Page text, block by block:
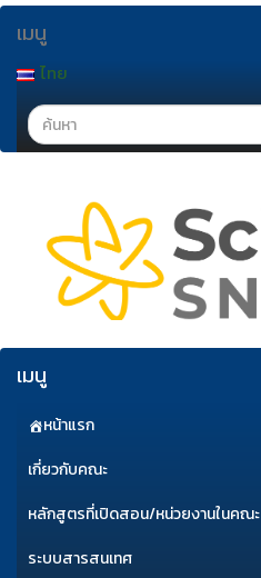
ข้าม
ไป
เนื้อหา
เมนู
ไทย
Search
เมนู
หน้าแรก
เกี่ยวกับคณะ
หลักสูตรที่เปิดสอน/หน่วยงานในคณะ
ระบบสารสนเทศ